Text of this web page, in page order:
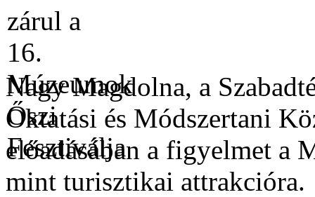
Nagy Magdolna, a
Oktatási és Módszertani
előadásában a figyelmet a
mint turisztikai attrakcióra.